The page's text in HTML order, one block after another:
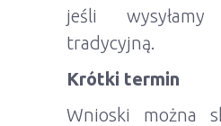
jeśli
tradycyjną.
Krótki termin
Wnioski można